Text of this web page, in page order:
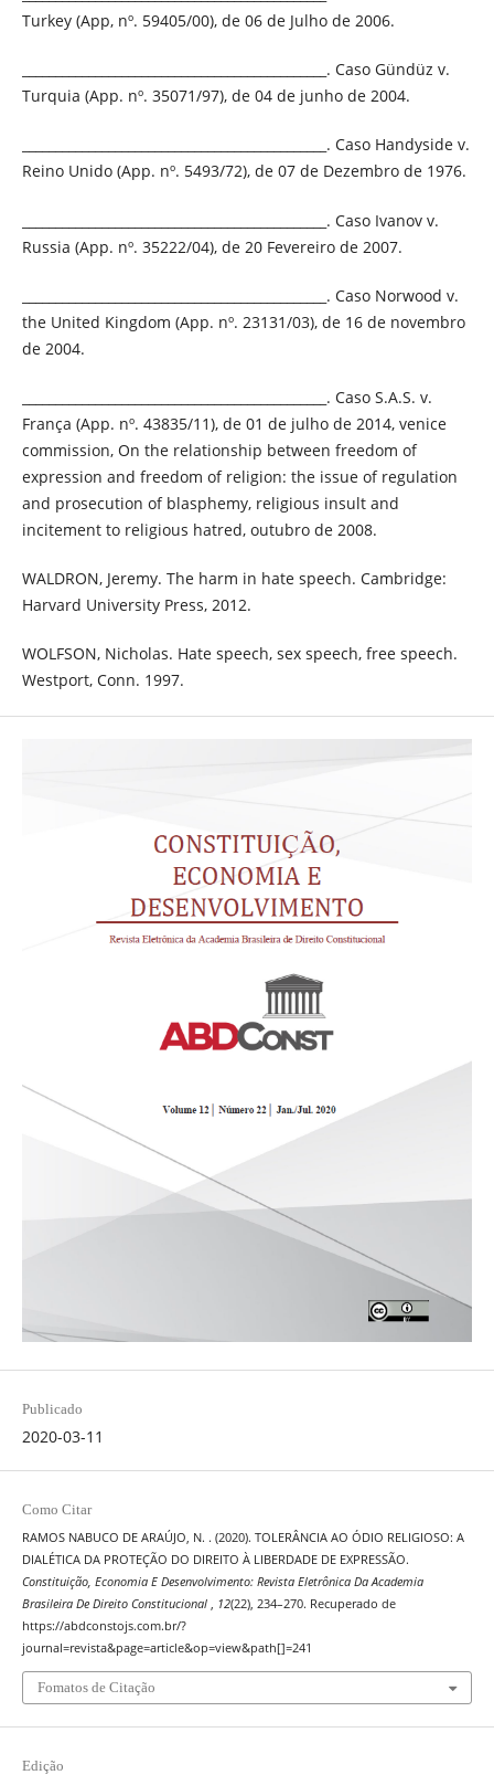
Turkey (App, nº. 59405/00), de 06 de Julho de 2006.
______________________________________________. Caso Gündüz v.
Turquia (App. nº. 35071/97), de 04 de junho de 2004.
______________________________________________. Caso Handyside v.
Reino Unido (App. nº. 5493/72), de 07 de Dezembro de 1976.
______________________________________________. Caso Ivanov v.
Russia (App. nº. 35222/04), de 20 Fevereiro de 2007.
______________________________________________. Caso Norwood v.
the United Kingdom (App. nº. 23131/03), de 16 de novembro
de 2004.
______________________________________________. Caso S.A.S. v.
França (App. nº. 43835/11), de 01 de julho de 2014, venice
commission, On the relationship between freedom of
expression and freedom of religion: the issue of regulation
and prosecution of blasphemy, religious insult and
incitement to religious hatred, outubro de 2008.
WALDRON, Jeremy. The harm in hate speech. Cambridge:
Harvard University Press, 2012.
WOLFSON, Nicholas. Hate speech, sex speech, free speech.
Westport, Conn. 1997.
Publicado
2020-03-11
Como Citar
RAMOS NABUCO DE ARAÚJO, N. . (2020). TOLERÂNCIA AO ÓDIO RELIGIOSO: A
DIALÉTICA DA PROTEÇÃO DO DIREITO À LIBERDADE DE EXPRESSÃO.
Constituição, Economia E Desenvolvimento: Revista Eletrônica Da Academia
Brasileira De Direito Constitucional , 12(22), 234–270. Recuperado de
https://abdconstojs.com.br/?
journal=revista&page=article&op=view&path[]=241
Fomatos de Citação
Edição